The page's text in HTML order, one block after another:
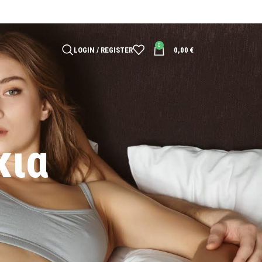
LOGIN / REGISTER
0
0,00 €